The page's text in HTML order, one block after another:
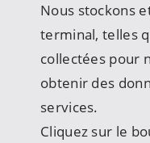
Nous stockons
terminal, telles
collectées pour
obtenir des
services.
Cliquez sur le